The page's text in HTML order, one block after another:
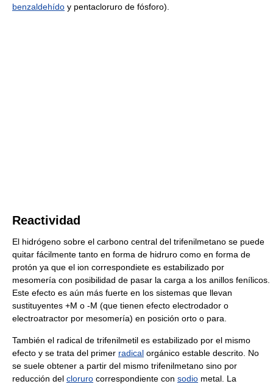
benzaldehído y pentacloruro de fósforo).
Reactividad
El hidrógeno sobre el carbono central del trifenilmetano se puede
quitar fácilmente tanto en forma de hidruro como en forma de
protón ya que el ion correspondiete es estabilizado por
mesomería con posibilidad de pasar la carga a los anillos fenílicos.
Este efecto es aún más fuerte en los sistemas que llevan
sustituyentes +M o -M (que tienen efecto electrodador o
electroatractor por mesomería) en posición orto o para.
También el radical de trifenilmetil es estabilizado por el mismo
efecto y se trata del primer radical orgánico estable descrito. No
se suele obtener a partir del mismo trifenilmetano sino por
reducción del cloruro correspondiente con sodio metal. La